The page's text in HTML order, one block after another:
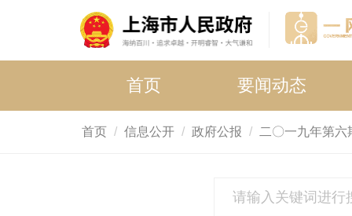
首页 要闻动态
首页 信息公开 政府公报 二〇一九年第六